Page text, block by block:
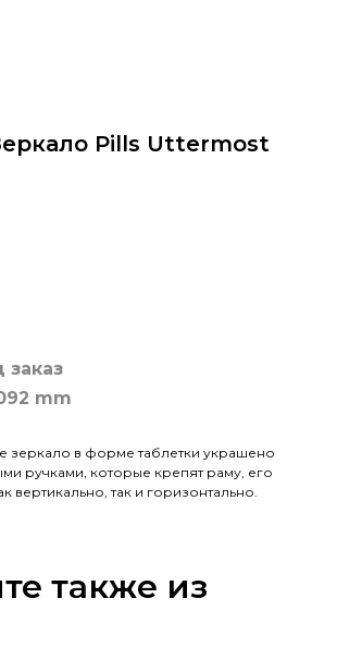
Pills Uttermost
заказ
mm
зеркало в форме таблетки украшено
ручками, которые крепят раму, его
вертикально, так и горизонтально.
также из